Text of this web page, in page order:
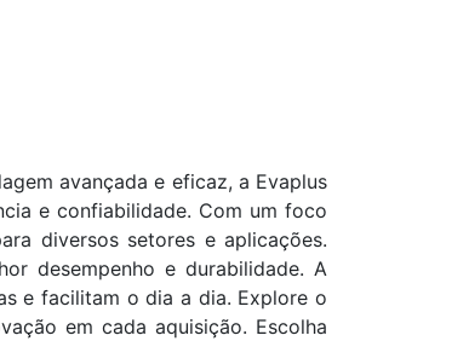
avançada e eficaz, a Evaplus
e confiabilidade. Com um foco
diversos setores e aplicações.
desempenho e durabilidade. A
e facilitam o dia a dia. Explore o
em cada aquisição. Escolha